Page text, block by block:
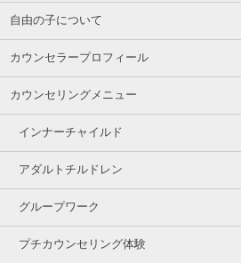
自由の子について
カウンセラープロフィール
カウンセリングメニュー
インナーチャイルド
アダルトチルドレン
グループワーク
プチカウンセリング体験